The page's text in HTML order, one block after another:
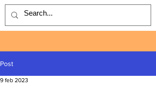
Post
9 feb 2023